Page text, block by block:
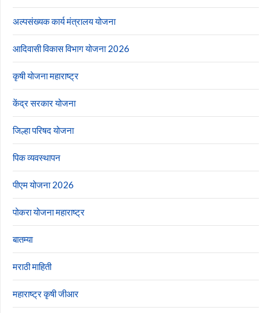
अल्पसंख्यक कार्य मंत्रालय योजना
आदिवासी विकास विभाग योजना 2026
कृषी योजना महाराष्ट्र
केंद्र सरकार योजना
जिल्हा परिषद योजना
पिक व्यवस्थापन
पीएम योजना 2026
पोकरा योजना महाराष्ट्र
बातम्या
मराठी माहिती
महाराष्ट्र कृषी जीआर